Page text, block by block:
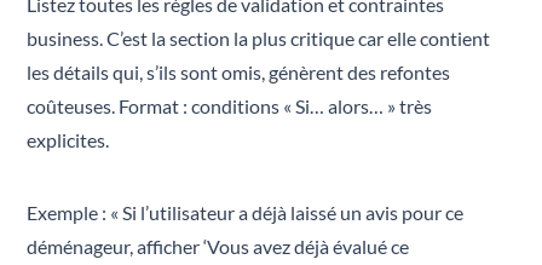
business. C’est la section la plus critique car elle contient
les détails qui, s’ils sont omis, génèrent des refontes
coûteuses. Format : conditions « Si… alors… » très
explicites.
Exemple : « Si l’utilisateur a déjà laissé un avis pour ce
déménageur, afficher ‘Vous avez déjà évalué ce